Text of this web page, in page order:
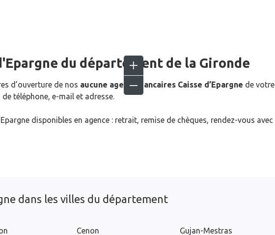
du département de la Gironde
d’ouverture de nos aucune agence bancaires Caisse d’Epargne de votre
de téléphone, e-mail et adresse.
disponibles en agence : retrait, remise de chèques, rendez-vous avec
dans les villes du département
Cenon Gujan-Mestras